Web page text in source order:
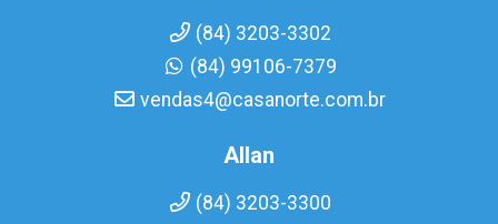
(84) 3203-3302
(84) 99106-7379
vendas4@casanorte.com.br
Allan
(84) 3203-3300